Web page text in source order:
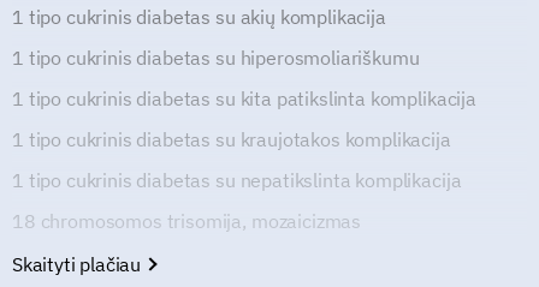
1 tipo cukrinis diabetas su akių komplikacija
1 tipo cukrinis diabetas su hiperosmoliariškumu
1 tipo cukrinis diabetas su kita patikslinta komplikacija
1 tipo cukrinis diabetas su kraujotakos komplikacija
1 tipo cukrinis diabetas su nepatikslinta komplikacija
18 chromosomos trisomija, mozaicizmas
Skaityti plačiau